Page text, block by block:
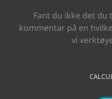
Fant du ikke det du
kommentar på en
vi